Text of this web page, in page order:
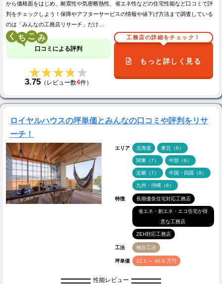
から価格面をはじめ、耐震性や気密断熱性、省エネ性などの住宅性能など口コミで評
判をチェックしよう！保障やアフターサービスの情報や値下げ方法まで調査している
のは「みんなの工務店リサーチ」だけ…
く こ
口コミによる評判
★★★★★
★★★★★
3.75 （レビュー数4件）
工務店の詳細をチェック！
もっと詳しく見る
ロイヤルハウスの坪単価とみんなの口コミや評判をリサ
ーチ！
エリア 北海道 東北（6）
関東（7） 中部（9）
近畿（7） 中国・四国（9）
九州・沖縄（8）
特徴 長期優良住宅対応工務店
省エネ・創エネ・エコ住宅が得
意な工務店
ZEH対応工務店
工法 独自工法
坪単価 32.1 ～ 46.9 万円
性能レビュー